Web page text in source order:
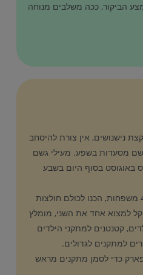
הביקור, ככה משלבים מנוחה
נישנושים, אין צורת להיסחב
שם מסעדות בשפע. מעילי גשם
באוגוסט בסוף היום בשבע
אנחנו היינו קבוצה גדולה של 4 משפחות, הכנו לכולם חולצות
קל למצוא אחד את השני, מומלץ
קטנטנים למתקני הילדים
למתקנים לגדולים.
כדי לסמן מתקנים מראש